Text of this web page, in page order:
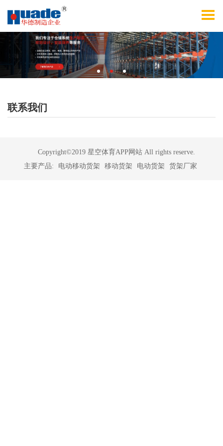
联系我们
Copyright©2019 星空体育APP网站 All rights reserve.
主要产品:
电动移动货架 移动货架 电动货架 货架厂家